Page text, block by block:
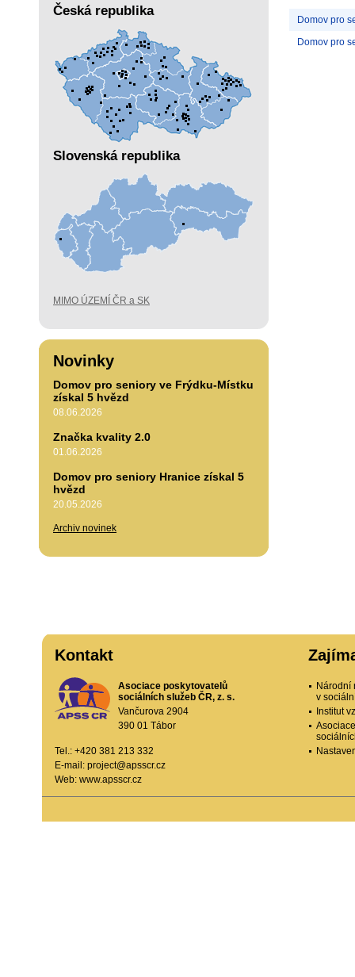
Česká republika
Slovenská republika
MIMO ÚZEMÍ ČR a SK
Novinky
Domov pro seniory ve Frýdku-Místku
získal 5 hvězd
08.06.2026
Značka kvality 2.0
01.06.2026
Domov pro seniory Hranice získal 5
hvězd
20.05.2026
Archiv novinek
Domov pro
Domov pro
Kontakt
Asociace poskytovatelů
sociálních služeb ČR, z. s.
Vančurova 2904
390 01 Tábor
Tel.: +420 381 213 332
E-mail: project@apsscr.cz
Web: www.apsscr.cz
Národní
v
Institut